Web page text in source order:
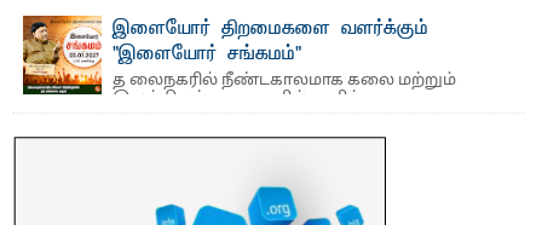
மற்றும் சிறப்புப் பரிசுகள்
எம்.வை. அமீர்- ஒ லுவிலில் அமைந்துள்ள தென்கிழக்குப்
பல்கலைக்கழகத்தின் 18ஆவது பொதுப் பட்டமளிப்பு விழா ...
இளையோர் திறமைகளை வளர்க்கும்
"இளையோர் சங்கமம்"
த லைநகரில் நீண்டகாலமாக கலை மற்றும்
இலக்கியத் துறைகளில் தனித்துவமான
பணிகளை முன்னெடுத்து வரும் புதிய ...